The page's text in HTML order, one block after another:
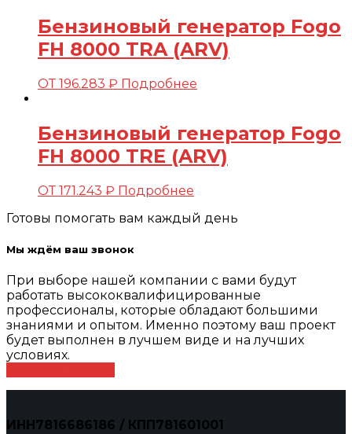
Бензиновый генератор Fogo
FH 8000 TRA (ARV)
ОТ 196.283 ₽ Подробнее
Бензиновый генератор Fogo
FH 8000 TRE (ARV)
ОТ 171.243 ₽ Подробнее
Готовы помогать вам каждый день
Мы ждём ваш звонок
При выборе нашей компании с вами будут
работать высококвалифицированные
профессионалы, которые обладают большими
знаниями и опытом. Именно поэтому ваш проект
будет выполнен в лучшем виде и на лучших
условиях.
ИНН7816686186 / КПП781601001